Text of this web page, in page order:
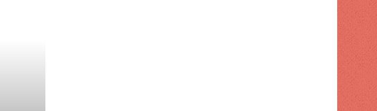
TECNOLOGIA
2 semanas hace